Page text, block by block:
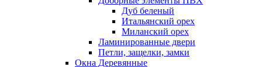
Дуб беленый
Итальянский орех
Миланский орех
Ламинированные двери
Петли, защелки, замки
Окна Деревянные